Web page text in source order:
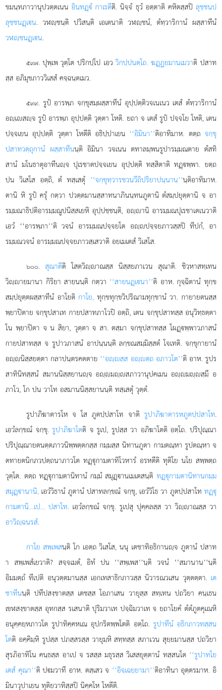
ขมนฺทภาวานุปวตฺตเนนอินฺทฏฺํ กาเรตีติ. นิจฺจํ ธุวํ อตฺตาติ คหิตสฺสปิ ลุชฺชนป
ลุชฺชนฏฺเน. วฬฺชนฺติ ปวิสนฺติ เอเตนาติ วฬฺชนํ, ตํทฺวาริกานํ ผสฺสาทีนํ
วฬฺชนฏฺเน.
๕๙๗. ปุพฺเพวุตฺโต ปริกปฺโป เอววิกปฺปนตฺโถ. ฆฏฺฏยมานเมวาติ ปสาท
สฺส อภิมุขภาววิเสสํ คจฺฉนฺตเมว.
๕๙๙. รูปํ อารพฺภ จกฺขุสมฺผสฺสาทีนํ อุปฺปตฺติวจเนเนว เตสํ ตํทฺวาริกานํ
อฺเสฺจ รูปํ อารพฺภ อุปฺปตฺติ วุตฺตา โหติ. ยถา จ เตสํ รูปํ ปจฺจโย โหติ, เตน
ปจฺจเยน อุปฺปตฺติ วุตฺตา โหตีติ อธิปฺปาเยน ‘‘อิมินา’’ติอาทิมาห. ตตฺถ จกฺขุ
ปสาทวตฺถุกานํ ผสฺสาทีนนฺติ อิมินา วจเนน ตทาลมฺพนรูปารมฺมณตาย ตํสทิ
สานํ มโนธาตุอาทีนฺจ ปุเรชาตปจฺจเยน อุปฺปตฺติ ทสฺสิตาติ ทฏฺพฺพา. ยตฺถ
ปน วิเสโส อตฺถิ, ตํ ทสฺเสตุํ ‘‘จกฺขุทฺวารชวนวีถิปริยาปนฺนาน’’นฺติอาทิมาห.
ตานิ หิ รูปํ ครุํ กตฺวา ปวตฺตมานสฺสาทนาภินนฺทนภูตานิ ตํสมฺปยุตฺตานิ จ อา
รมฺมณาธิปติอารมฺมณูปนิสฺสเยหิ อุปฺปชฺชนฺติ, อฺานิ อารมฺมณปุเรชาเตเนวาติ
เอวํ ‘‘อารพฺภา’’ติ วจนํ อารมฺมณปจฺจยโต อฺปจฺจยภาวสฺสปิ ทีปกํ, อา
รมฺมณวจนํ อารมฺมณปจฺจยภาวสฺเสวาติ อยเมเตสํ วิเสโส.
๖๐๐. สุณาตีติ โสตวิฺาณสฺส นิสฺสยภาเวน สุณาติ. ชิวฺหาสทฺเทน
วิฺายมานา กิริยา สายนนฺติ กตฺวา ‘‘สายนฏฺเนา’’ติ อาห. กุจฺฉิตานํ ทุกฺข
สมฺปยุตฺตผสฺสาทีนํ อาโยติ กาโย, ทุกฺขทุกฺขวิปริณามทุกฺขานํ วา. กายายตนสฺส
พฺยาปิตาย จกฺขุปสาเท กายปสาทภาโวปิ อตฺถิ, เตน จกฺขุปสาทสฺส อนุวิทฺธตฺตา
โน พฺยาปิตา จ น สิยา, วุตฺตา จ สา. ตสฺมา จกฺขุปสาทสฺส โผฏฺพฺพาวภาสนํ
กายปสาทสฺส จ รูปาวภาสนํ อาปนฺนนฺติ ลกฺขณสมฺมิสฺสตํ โจเทติ. จกฺขุกายานํ
อฺนิสฺสยตฺตา กลาปนฺตรคตตาย ‘‘อฺสฺส อฺตฺถ อภาวโต’’ติ อาห. รูปร
สาทินิทสฺสนํ สมานนิสฺสยานฺจ อฺมฺสภาวานุปคเมน อฺมฺสฺมึ อ
ภาโว, โก ปน วาโท อสมานนิสฺสยานนฺติ ทสฺเสตุํ วุตฺตํ.
รูปาภิฆาตารโหจ โส ภูตปฺปสาโท จาติ รูปาภิฆาตารหภูตปฺปสาโท.
เอวํลกฺขณํ จกฺขุ.รูปาภิฆาโตติ จ รูเป, รูปสฺส วา อภิฆาโตติ อตฺโถ. ปริปุณฺณา
ปริปุณฺณายตนตฺตภาวนิพฺพตฺตกสฺส กมฺมสฺส นิทานภูตา กามตณฺหา รูปตณฺหา จ
ตทายตนิกภวปตฺถนาภาวโต ทฏฺุกามตาทิโวหารํ อรหตีติ ทุติโย นโย สพฺพตฺถ
วุตฺโต. ตตฺถ ทฏฺุกามตานิทานํ กมฺมํ สมุฏฺานเมเตสนฺติ ทฏฺุกามตานิทานกมฺม
สมุฏฺานานิ, เอวํวิธานํ ภูตานํปสาทลกฺขณํ จกฺขุ, เอวํวิโธ วา ภูตปฺปสาโท ทฏฺุ
กามตานิ…เป… ปสาโท. เอวํลกฺขณํ จกฺขุ. รูเปสุ ปุคฺคลสฺส วา วิฺาณสฺส วา
อาวิฺฉนรสํ.
กาโย สพฺเพสนฺติ โก เอตฺถ วิเสโส, นนุ เตชาทิอธิกานฺจ ภูตานํ ปสาท
า สพฺเพสํเยวาติ? สจฺจเมตํ, อิทํ ปน ‘‘สพฺเพส’’นฺติ วจนํ ‘‘สมานาน’’นฺติ
อิมมตฺถํ ทีเปติ อนุวตฺตมานสฺส เอกเทสาธิกภาวสฺส นิวารณวเสน วุตฺตตฺตา. เต
ชาทีนนฺติ ปทีปสงฺขาตสฺส เตชสฺส โอภาเสน วายุสฺส สทฺเทน ปถวิยา คนฺเธน
เขฬสงฺขาตสฺส อุทกสฺส รเสนาติ ปุริมวาเท ปจฺฉิมวาเท จ ยถาโยคํ ตํตํภูตคุเณหิ
อนุคฺคยฺหภาวโต รูปาทิคฺคหเณ อุปกริตพฺพโตติ อตฺโถ. รูปาทีนํ อธิกภาวทสฺสน
โตติ อคฺคิมฺหิ รูปสฺส ปภสฺสรสฺส วายุมฺหิ สทฺทสฺส สภาเวน สุยฺยมานสฺส ปถวิยา
สุรภิอาทิโน คนฺธสฺส อาเป จ รสสฺส มธุรสฺส วิเสสยุตฺตานํ ทสฺสนโต ‘‘รูปาทโย
เตสํ คุณา’’ติ ปมวาที อาห. ตสฺเสว จ ‘‘อิจฺเฉยฺยามา’’ติอาทินา อุตฺตรมาห. อิ
มินาวุปาเยน ทุติยวาทิสฺสปิ นิคฺคโห โหตีติ.